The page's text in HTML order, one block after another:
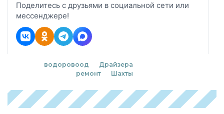
Поделитесь с друзьями в социальной сети или
мессенджере!
водоровоод
Драйзера
ремонт
Шахты